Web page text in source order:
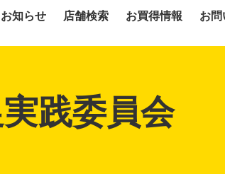
お知らせ 店舗検索 お買得情報 お問
践委員会